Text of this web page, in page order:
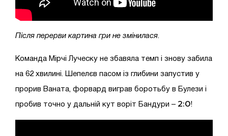
Після перерви картина гри не змінилася
Команда Мірчі Луческу не збавяла темп і знову забила
на 62 хвилині. Шепелєв пасом із глибини запустив у
прорив Ваната, форвард виграв боротьбу в Булези і
пробив точно у дальній кут воріт Бандури – 2:0!